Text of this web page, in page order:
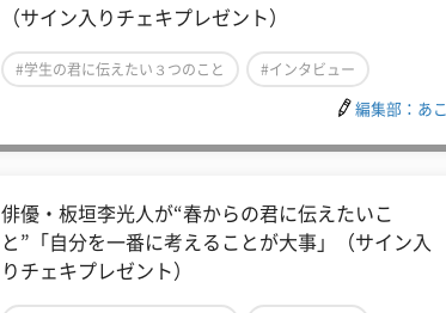
（サイン入りチェキプレゼント）
#学生の君に伝えたい３つのこと #インタビュー
編集部：あこ
俳優・板垣李光人が“春からの君に伝えたいこ
と”「自分を一番に考えることが大事」（サイン入
りチェキプレゼント）